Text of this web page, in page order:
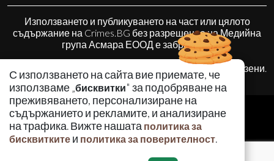
С използването на сайта вие приемате, че
използваме „бисквитки" за подобряване на
преживяването, персонализиране на
съдържанието и рекламите, и анализиране
на трафика. Вижте нашата политика за
бисквитките и политика за поверителност.
Използването и публикуването на част или цялото
съдържание на Crimes.BG без разрешение на Медийна
група Асмара ЕООД е забранено.
© 2010 - 2026 | Crimes.BG. Всички права запазени.
РЕКЛАМА
КОНТАКТИ
ОБЩИ УСЛОВИЯ